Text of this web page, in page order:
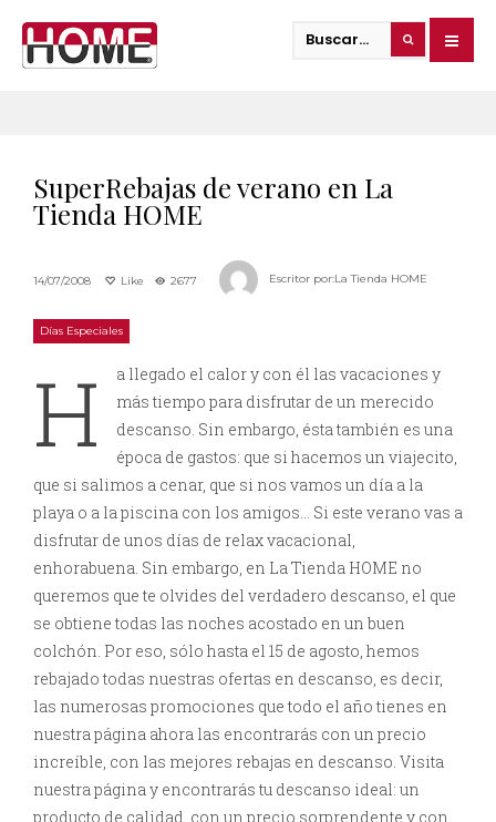
SuperRebajas de verano en La
Tienda HOME
14/07/2008 Like 2677 Escritor por:La Tienda HOME
Días Especiales
H
a llegado el calor y con él las vacaciones y
más tiempo para disfrutar de un merecido
descanso. Sin embargo, ésta también es una
época de gastos: que si hacemos un viajecito,
que si salimos a cenar, que si nos vamos un día a la
playa o a la piscina con los amigos… Si este verano vas a
disfrutar de unos días de relax vacacional,
enhorabuena. Sin embargo, en La Tienda HOME no
queremos que te olvides del verdadero descanso, el que
se obtiene todas las noches acostado en un buen
colchón. Por eso, sólo hasta el 15 de agosto, hemos
rebajado todas nuestras ofertas en descanso, es decir,
las numerosas promociones que todo el año tienes en
nuestra página ahora las encontrarás con un precio
increíble, con las mejores rebajas en descanso. Visita
nuestra página y encontrarás tu descanso ideal: un
producto de calidad, con un precio sorprendente y con